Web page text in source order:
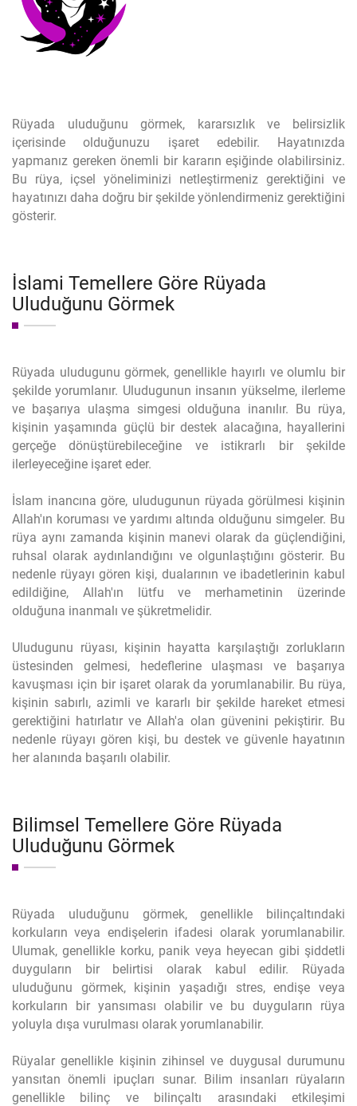
Rüyada uluduğunu görmek, kararsızlık ve belirsizlik
içerisinde olduğunuzu işaret edebilir. Hayatınızda
yapmanız gereken önemli bir kararın eşiğinde olabilirsiniz.
Bu rüya, içsel yöneliminizi netleştirmeniz gerektiğini ve
hayatınızı daha doğru bir şekilde yönlendirmeniz gerektiğini
gösterir.
İslami Temellere Göre Rüyada
Uluduğunu Görmek
Rüyada uludugunu görmek, genellikle hayırlı ve olumlu bir
şekilde yorumlanır. Uludugunun insanın yükselme, ilerleme
ve başarıya ulaşma simgesi olduğuna inanılır. Bu rüya,
kişinin yaşamında güçlü bir destek alacağına, hayallerini
gerçeğe dönüştürebileceğine ve istikrarlı bir şekilde
ilerleyeceğine işaret eder.
İslam inancına göre, uludugunun rüyada görülmesi kişinin
Allah'ın koruması ve yardımı altında olduğunu simgeler. Bu
rüya aynı zamanda kişinin manevi olarak da güçlendiğini,
ruhsal olarak aydınlandığını ve olgunlaştığını gösterir. Bu
nedenle rüyayı gören kişi, dualarının ve ibadetlerinin kabul
edildiğine, Allah'ın lütfu ve merhametinin üzerinde
olduğuna inanmalı ve şükretmelidir.
Uludugunu rüyası, kişinin hayatta karşılaştığı zorlukların
üstesinden gelmesi, hedeflerine ulaşması ve başarıya
kavuşması için bir işaret olarak da yorumlanabilir. Bu rüya,
kişinin sabırlı, azimli ve kararlı bir şekilde hareket etmesi
gerektiğini hatırlatır ve Allah'a olan güvenini pekiştirir. Bu
nedenle rüyayı gören kişi, bu destek ve güvenle hayatının
her alanında başarılı olabilir.
Bilimsel Temellere Göre Rüyada
Uluduğunu Görmek
Rüyada uluduğunu görmek, genellikle bilinçaltındaki
korkuların veya endişelerin ifadesi olarak yorumlanabilir.
Ulumak, genellikle korku, panik veya heyecan gibi şiddetli
duyguların bir belirtisi olarak kabul edilir. Rüyada
uluduğunu görmek, kişinin yaşadığı stres, endişe veya
korkuların bir yansıması olabilir ve bu duyguların rüya
yoluyla dışa vurulması olarak yorumlanabilir.
Rüyalar genellikle kişinin zihinsel ve duygusal durumunu
yansıtan önemli ipuçları sunar. Bilim insanları rüyaların
genellikle bilinç ve bilinçaltı arasındaki etkileşimi